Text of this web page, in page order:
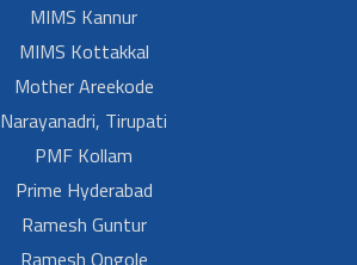
MIMS Kannur
MIMS Kottakkal
Mother Areekode
Narayanadri, Tirupati
PMF Kollam
Prime Hyderabad
Ramesh Guntur
Ramesh Ongole